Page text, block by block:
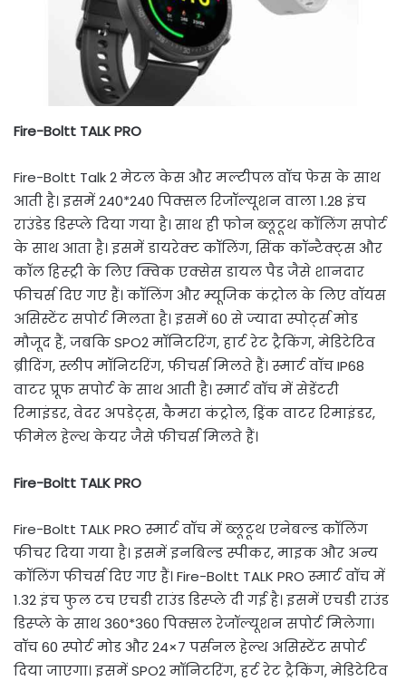
Fire-Boltt TALK PRO
Fire-Boltt Talk 2 मेटल केस और मल्टीपल वॉच फेस के साथ
आती है। इसमें 240*240 पिक्सल रिजॉल्यूशन वाला 1.28 इंच
राउंडेड डिस्प्ले दिया गया है। साथ ही फोन ब्लूटूथ कॉलिंग सपोर्ट
के साथ आता है। इसमें डायरेक्ट कॉलिंग, सिंक कॉन्टैक्ट्स और
कॉल हिस्ट्री के लिए क्विक एक्सेस डायल पैड जैसे शानदार
फीचर्स दिए गए हैं। कॉलिंग और म्यूजिक कंट्रोल के लिए वॉयस
असिस्टेंट सपोर्ट मिलता है। इसमें 60 से ज्यादा स्पोर्ट्स मोड
मौजूद हैं, जबकि SPO2 मॉनिटरिंग, हार्ट रेट ट्रैकिंग, मेडिटेटिव
ब्रीदिंग, स्लीप मॉनिटरिंग, फीचर्स मिलते हैं। स्मार्ट वॉच IP68
वाटर प्रूफ सपोर्ट के साथ आती है। स्मार्ट वॉच में सेडेंटरी
रिमाइंडर, वेदर अपडेट्स, कैमरा कंट्रोल, ड्रिंक वाटर रिमाइंडर,
फीमेल हेल्थ केयर जैसे फीचर्स मिलते हैं।
Fire-Boltt TALK PRO
Fire-Boltt TALK PRO स्मार्ट वॉच में ब्लूटूथ एनेबल्ड कॉलिंग
फीचर दिया गया है। इसमें इनबिल्ड स्पीकर, माइक और अन्य
कॉलिंग फीचर्स दिए गए हैं। Fire-Boltt TALK PRO स्मार्ट वॉच में
1.32 इंच फुल टच एचडी राउंड डिस्प्ले दी गई है। इसमें एचडी राउंड
डिस्प्ले के साथ 360*360 पिक्सल रेजॉल्यूशन सपोर्ट मिलेगा।
वॉच 60 स्पोर्ट मोड और 24×7 पर्सनल हेल्थ असिस्टेंट सपोर्ट
दिया जाएगा। इसमें SPO2 मॉनिटरिंग, हर्ट रेट ट्रैकिंग, मेडिटेटिव